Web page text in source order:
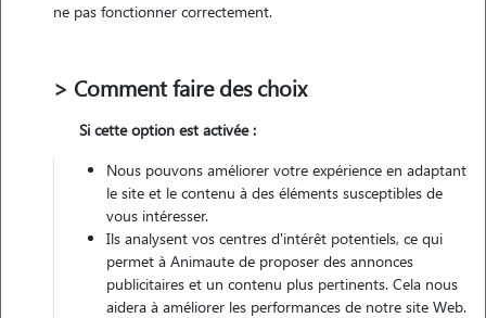
chez le Pet Sitter
1 animal Maison
Véhiculé
Gardes réalisées
ne pas fonctionner correctement.
> Comment faire des choix
Si cette option est activée :
Nous pouvons améliorer votre expérience en adaptant
le site et le contenu à des éléments susceptibles de
vous intéresser.
Ils analysent vos centres d'intérêt potentiels, ce qui
permet à Animaute de proposer des annonces
publicitaires et un contenu plus pertinents. Cela nous
aidera à améliorer les performances de notre site Web.